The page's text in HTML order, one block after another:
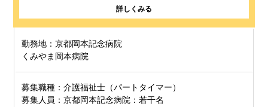
詳しくみる
勤務地：京都岡本記念病院
くみやま岡本病院
募集職種：介護福祉士（パートタイマー）
募集人員：京都岡本記念病院：若干名